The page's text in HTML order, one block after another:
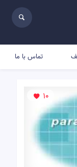
تماس با ما
10